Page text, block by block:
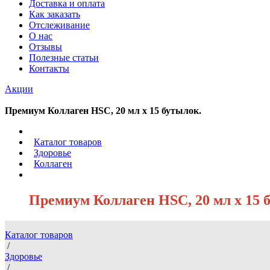
Доставка и оплата
Как заказать
Отслеживание
О нас
Отзывы
Полезные статьи
Контакты
Акции
Премиум Коллаген HSC, 20 мл x 15 бутылок.
Каталог товаров
Здоровье
Коллаген
Премиум Коллаген HSC, 20 мл x 15
Каталог товаров
/
Здоровье
/